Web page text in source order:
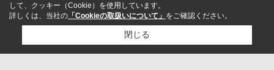
して、クッキー（Cookie）を使用しています。
詳しくは、当社の 「Cookieの取扱いについて」 をご確認ください。
閉じる